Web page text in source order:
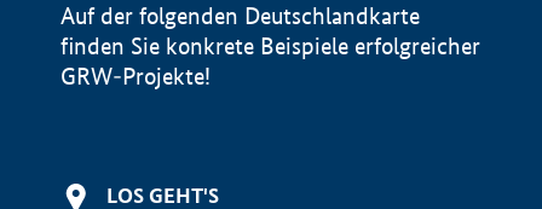
Auf der folgenden Deutschlandkarte
finden Sie konkrete Beispiele erfolgreicher
GRW-Projekte!
LOS GEHT'S